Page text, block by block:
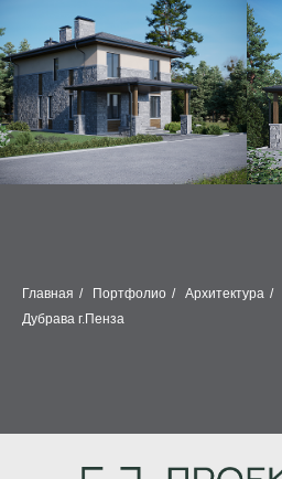
Главная / Портфолио / Архитектура /
Дубрава г.Пенза